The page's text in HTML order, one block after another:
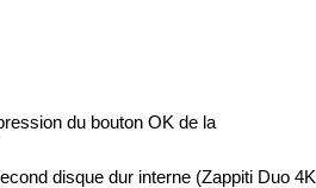
du bouton OK de la
disque dur interne (Zappiti Duo 4K